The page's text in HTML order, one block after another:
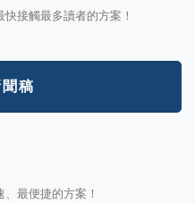
接觸最多讀者的方案！
稿
最便捷的方案！